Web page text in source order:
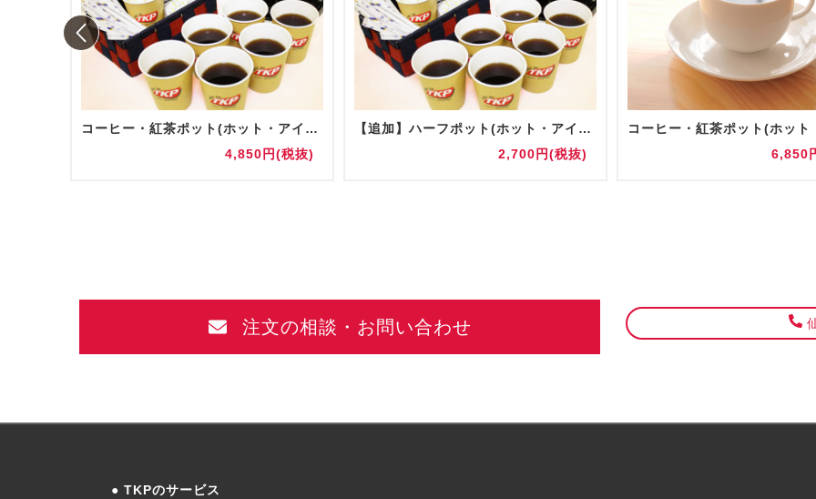
コーヒー・紅茶ポット(ホット・アイス)
4,850円(税抜)
【追加】ハーフポット(ホット・アイス)
2,700円(税抜)
6,850
注文の相談・お問い合わせ
TKPのサービス